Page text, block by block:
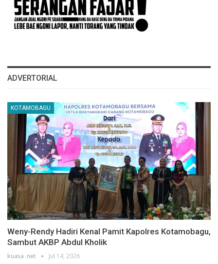
ADVERTORIAL
KOTAMOBAGU
Weny-Rendy Hadiri Kenal Pamit Kapolres Kotamobagu,
Sambut AKBP Abdul Kholik
kuasa .net Jul 14, 2026